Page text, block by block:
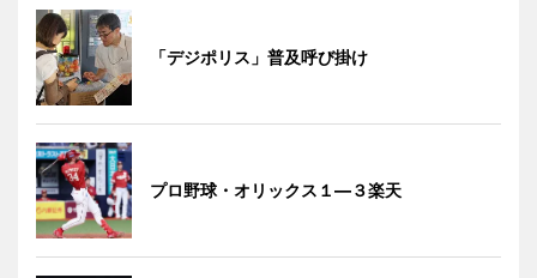
「デジポリス」普及呼び掛け
プロ野球・オリックス１―３楽天